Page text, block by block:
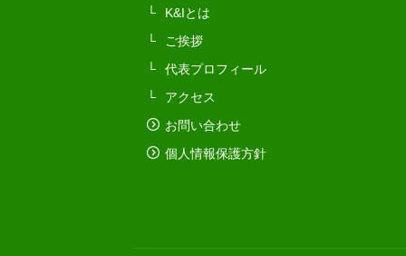
K&Iとは
ご挨拶
代表プロフィール
アクセス
お問い合わせ
個人情報保護方針